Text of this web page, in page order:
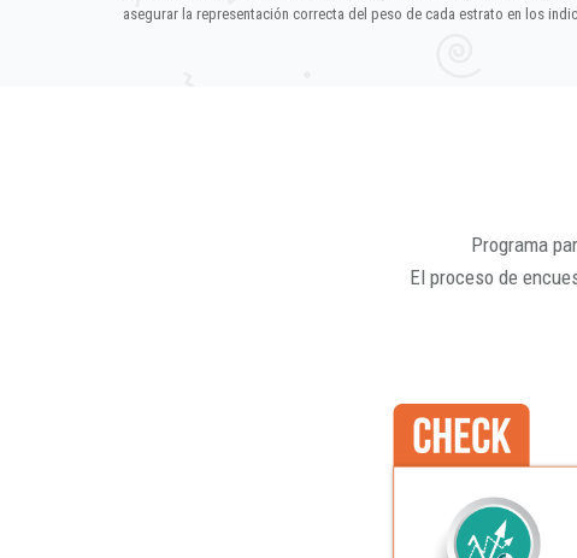
asegurar la representación correcta del peso de cada estrato en los
Programa
El proceso de